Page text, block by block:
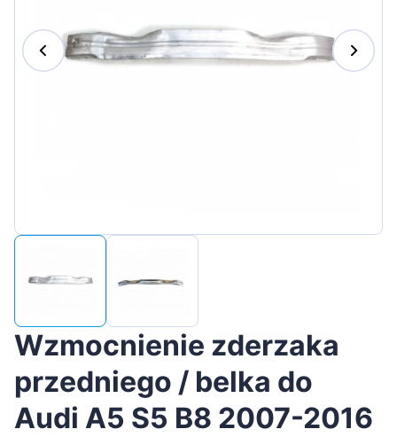
Lietuvių
Hrvatski
Wzmocnienie zderzaka
przedniego / belka do
Audi A5 S5 B8 2007-2016